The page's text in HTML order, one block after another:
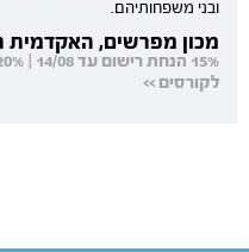
ובני משפחותיהם.
מכון מפרשים, האקדמית
לקורסים >>